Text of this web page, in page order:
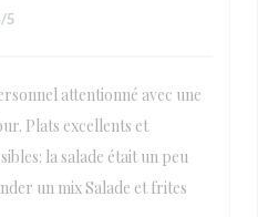
/5
attentionné avec une
Plats excellents et
la salade était un peu
un mix Salade et frites